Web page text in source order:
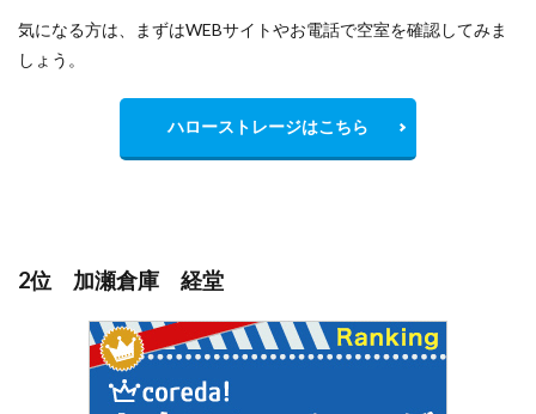
気になる方は、まずはWEBサイトやお電話で空室を確認してみま
しょう。
ハローストレージはこちら
2位 加瀬倉庫 経堂